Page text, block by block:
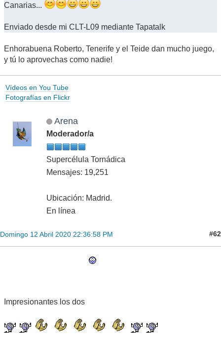
Canarias...
Enviado desde mi CLT-L09 mediante Tapatalk
Enhorabuena Roberto, Tenerife y el Teide dan mucho juego,
y tú lo aprovechas como nadie!
Vídeos en You Tube
Fotografías en Flickr
Arena
Moderador/a
Supercélula Tornádica
Mensajes: 19,251
Ubicación: Madrid.
En línea
Domingo 12 Abril 2020 22:36:58 PM #62
Impresionantes los dos